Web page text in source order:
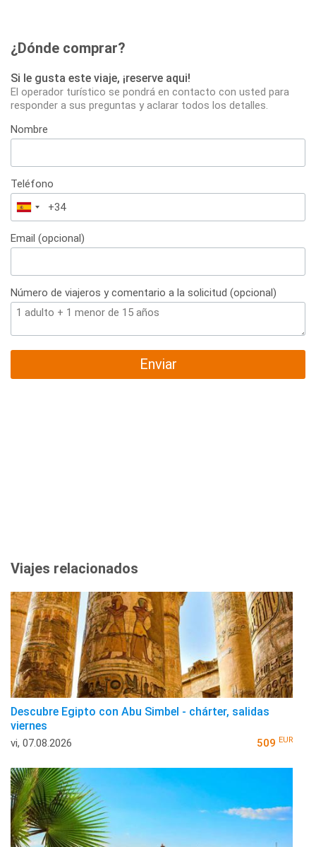
¿Dónde comprar?
Si le gusta este viaje, ¡reserve aqui!
El operador turístico se pondrá en contacto con usted para
responder a sus preguntas y aclarar todos los detalles.
Nombre
Teléfono
España
+34
Email (opcional)
Número de viajeros y comentario a la solicitud (opcional)
Enviar
Viajes relacionados
Descubre Egipto con Abu Simbel - chárter, salidas
viernes
vi, 07.08.2026 509 EUR